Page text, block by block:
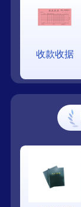
收款收据